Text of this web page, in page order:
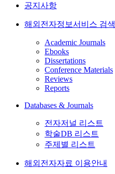
공지사항
해외전자정보서비스 검색
Academic Journals
Ebooks
Dissertations
Conference Materials
Reviews
Reports
Databases & Journals
전자저널 리스트
학술DB 리스트
주제별 리스트
해외전자자료 이용안내